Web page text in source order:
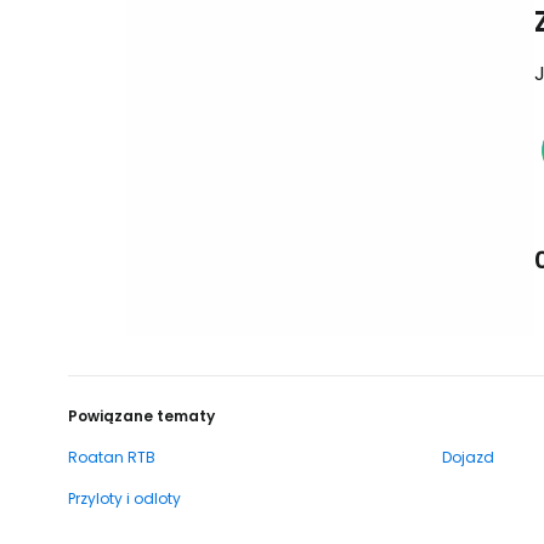
Powiązane tematy
Roatan RTB
Dojazd
Przyloty i odloty